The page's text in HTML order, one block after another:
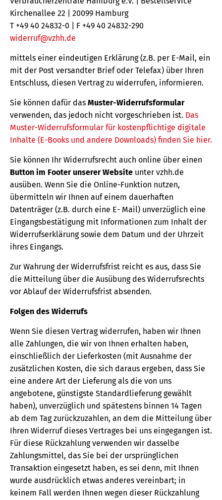
Kirchenallee 22 | 20099 Hamburg
T +49 40 24832-0 | F +49 40 24832-290
widerruf@vzhh.de
mittels einer eindeutigen Erklärung (z.B. per E-Mail, ein
mit der Post versandter Brief oder Telefax) über Ihren
Entschluss, diesen Vertrag zu widerrufen, informieren.
Sie können dafür das Muster-Widerrufsformular
verwenden, das jedoch nicht vorgeschrieben ist. Das
Muster-Widerrufsformular für kostenpflichtige digitale
Inhalte (E-Books und andere Downloads) finden Sie hier.
Sie können Ihr Widerrufsrecht auch online über einen
Button im Footer unserer Website unter vzhh.de
ausüben. Wenn Sie die Online-Funktion nutzen,
übermitteln wir Ihnen auf einem dauerhaften
Datenträger (z.B. durch eine E- Mail) unverzüglich eine
Eingangsbestätigung mit Informationen zum Inhalt der
Widerrufserklärung sowie dem Datum und der Uhrzeit
ihres Eingangs.
Zur Wahrung der Widerrufsfrist reicht es aus, dass Sie
die Mitteilung über die Ausübung des Widerrufsrechts
vor Ablauf der Widerrufsfrist absenden.
Folgen des Widerrufs
Wenn Sie diesen Vertrag widerrufen, haben wir Ihnen
alle Zahlungen, die wir von Ihnen erhalten haben,
einschließlich der Lieferkosten (mit Ausnahme der
zusätzlichen Kosten, die sich daraus ergeben, dass Sie
eine andere Art der Lieferung als die von uns
angebotene, günstigste Standardlieferung gewählt
haben), unverzüglich und spätestens binnen 14 Tagen
ab dem Tag zurückzuzahlen, an dem die Mitteilung über
Ihren Widerruf dieses Vertrages bei uns eingegangen ist.
Für diese Rückzahlung verwenden wir dasselbe
Zahlungsmittel, das Sie bei der ursprünglichen
Transaktion eingesetzt haben, es sei denn, mit Ihnen
wurde ausdrücklich etwas anderes vereinbart; in
keinem Fall werden Ihnen wegen dieser Rückzahlung